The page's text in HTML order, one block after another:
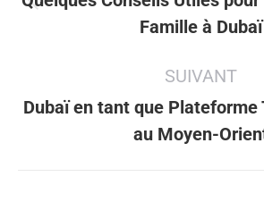
Article
Famille à Dubaï
SUIVANT
Article
suivant
Dubaï en tant que Plateforme
au Moyen-